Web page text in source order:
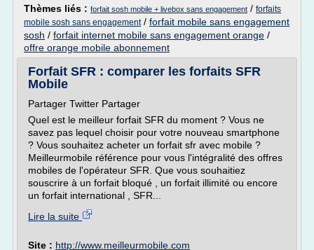
Thèmes liés : forfait sosh mobile + livebox sans engagement / forfaits
mobile sosh sans engagement/ forfait mobile sans engagement
sosh / forfait internet mobile sans engagement orange /
offre orange mobile abonnement
Forfait SFR : comparer les forfaits SFR
Mobile
Partager Twitter Partager
Quel est le meilleur forfait SFR du moment ? Vous ne
savez pas lequel choisir pour votre nouveau smartphone
? Vous souhaitez acheter un forfait sfr avec mobile ?
Meilleurmobile référence pour vous l'intégralité des offres
mobiles de l'opérateur SFR. Que vous souhaitiez
souscrire à un forfait bloqué , un forfait illimité ou encore
un forfait international , SFR...
Lire la suite
Site : http://www.meilleurmobile.com